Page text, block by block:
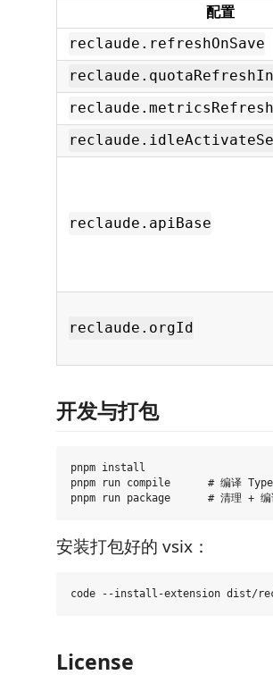
配置
reclaude.refreshOnSave
reclaude.apiBase
reclaude.orgId
开发与打包
pnpm install
pnpm run compile      # 编译
安装打包好的 vsix：
License